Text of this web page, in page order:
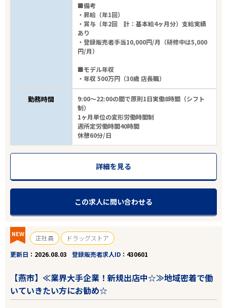
14件から検索する
■備考
・昇給（年1回）
・賞与（年2回 計：基本給4ヶ月分）支給実績
あり
・登録販売者手当10,000円/月（研修中は5,000
円/月）
■モデル年収
・年収 500万円（30歳 店長職）
勤務時間
9:00～22:00の間で原則1日実働8時間（シフト
制）
1ヶ月単位の変形労働時間制
週所定労働時間40時間
休憩60分/日
詳細を見る
この求人に問い合わせる
NEW 正社員
ドラッグストア
更新日
2026.08.03 登録販売者求人ID 430601
【燕市】≪業界大手企業！新規出店中☆≫地域密着で働
いていきたい方にお勧め☆